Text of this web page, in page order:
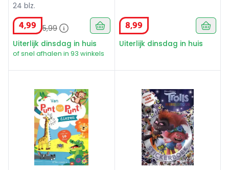
24 blz.
4,99 5,99
Uiterlijk dinsdag in huis
of snel afhalen in 93 winkels
8,99
Uiterlijk dinsdag in huis